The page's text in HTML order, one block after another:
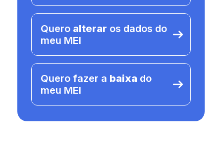
Quero alterar os dados do
meu MEI
Quero fazer a baixa do
meu MEI